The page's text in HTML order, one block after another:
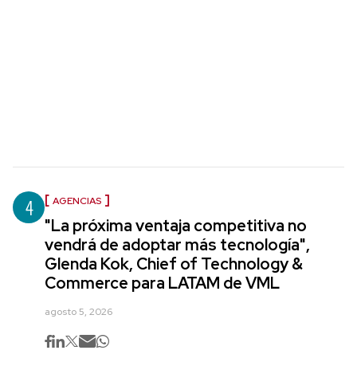
4 AGENCIAS
"La próxima ventaja competitiva no
vendrá de adoptar más tecnología",
Glenda Kok, Chief of Technology &
Commerce para LATAM de VML
agosto 5, 2026